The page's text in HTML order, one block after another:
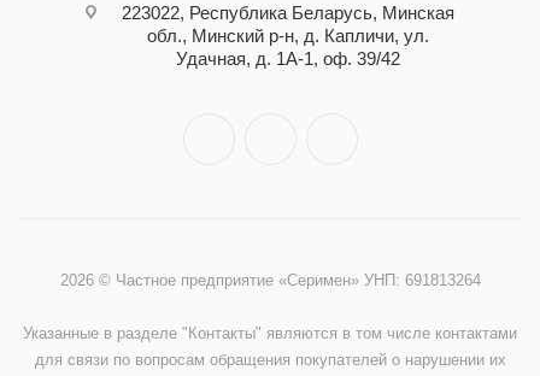
223022, Республика Беларусь, Минская
обл., Минский р-н, д. Капличи, ул.
Удачная, д. 1А-1, оф. 39/42
2026 © Частное предприятие «Серимен» УНП: 691813264
Указанные в разделе "Контакты" являются в том числе контактами
для связи по вопросам обращения покупателей о нарушении их